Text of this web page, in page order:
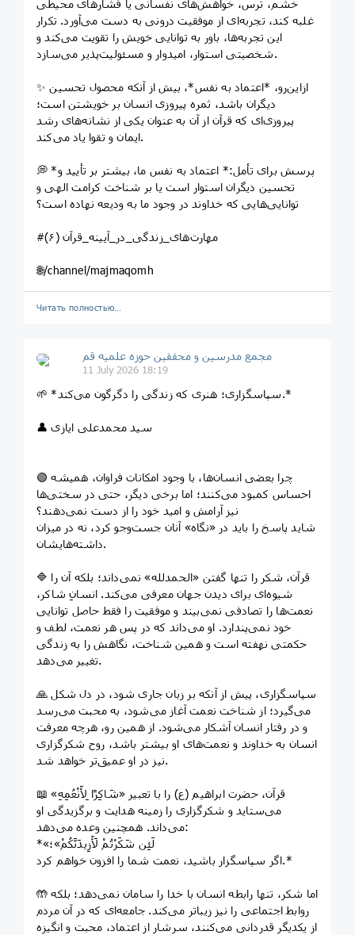
خشم، ترس، خواهش‌های نفسانی یا فشارهای محیطی
غلبه کند، تجربه‌ای از موفقیت درونی به دست می‌آورد. تکرار
این تجربه‌ها، باور به توانایی خویش را تقویت می‌کند و
شخصیتی استوار، امیدوار و مسئولیت‌پذیر می‌سازد.
✨ ازاین‌رو، *اعتماد به نفس*، بیش از آنکه محصول تحسین
دیگران باشد، ثمره پیروزی انسان بر خویشتن است؛
پیروزی‌ای که قرآن از آن به عنوان یکی از نشانه‌های رشد
ایمان و تقوا یاد می‌کند.
💭 *پرسش برای تأمل:* اعتماد به نفس ما، بیشتر بر تأیید و
تحسین دیگران استوار است یا بر شناخت کرامت الهی و
توانایی‌هایی که خداوند در وجود ما به ودیعه نهاده است؟
#مهارت‌های_زندگی_در_آیینه_قرآن (۶)
🌐/channel/majmaqomh
Читать полностью…
مجمع مدرسین و محققین حوزه علمیه قم
11 July 2026 18:19
🌱 *سپاسگزاری؛ هنری که زندگی را دگرگون می‌کند.*
👤 سید محمدعلی ایازی
🟢 چرا بعضی انسان‌ها، با وجود امکانات فراوان، همیشه
احساس کمبود می‌کنند؛ اما برخی دیگر، حتی در سختی‌ها
نیز آرامش و امید خود را از دست نمی‌دهند؟
شاید پاسخ را باید در «نگاه» آنان جست‌وجو کرد، نه در میزان
داشته‌هایشان.
🔷 قرآن، شکر را تنها گفتن «الحمدلله» نمی‌داند؛ بلکه آن را
شیوه‌ای برای دیدن جهان معرفی می‌کند. انسانِ شاکر،
نعمت‌ها را تصادفی نمی‌بیند و موفقیت را فقط حاصل توانایی
خود نمی‌پندارد. او می‌داند که در پس هر نعمت، لطف و
حکمتی نهفته است و همین شناخت، نگاهش را به زندگی
تغییر می‌دهد.
🙏 سپاسگزاری، پیش از آنکه بر زبان جاری شود، در دل شکل
می‌گیرد؛ از شناخت نعمت آغاز می‌شود، به محبت می‌رسد
و در رفتار انسان آشکار می‌شود. از همین رو، هرچه معرفت
انسان به خداوند و نعمت‌های او بیشتر باشد، روح شکرگزاری
نیز در او عمیق‌تر خواهد شد.
📖 قرآن، حضرت ابراهیم (ع) را با تعبیر «شَاكِرًا لِأَنْعُمِهِ»
می‌ستاید و شکرگزاری را زمینه هدایت و برگزیدگی او
می‌داند. همچنین وعده می‌دهد:
*«لَئِن شَكَرْتُمْ لَأَزِيدَنَّكُمْ»؛
اگر سپاسگزار باشید، نعمت شما را افزون خواهم کرد.*
🤲 اما شکر، تنها رابطه انسان با خدا را سامان نمی‌دهد؛ بلکه
روابط اجتماعی را نیز زیباتر می‌کند. جامعه‌ای که در آن مردم
از یکدیگر قدردانی می‌کنند، سرشار از اعتماد، محبت و انگیزه